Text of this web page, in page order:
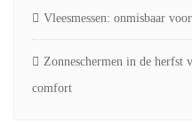
Vleesmessen: onmisbaar
Zonneschermen in de
comfort